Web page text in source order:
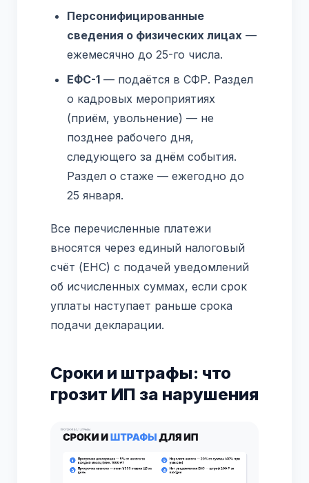
Персонифицированные
сведения о физических лицах —
ежемесячно до 25-го числа.
ЕФС-1 — подаётся в СФР. Раздел
о кадровых мероприятиях
(приём, увольнение) — не
позднее рабочего дня,
следующего за днём события.
Раздел о стаже — ежегодно до
25 января.
Все перечисленные платежи
вносятся через единый налоговый
счёт (ЕНС) с подачей уведомлений
об исчисленных суммах, если срок
уплаты наступает раньше срока
подачи декларации.
Сроки и штрафы: что
грозит ИП за нарушения